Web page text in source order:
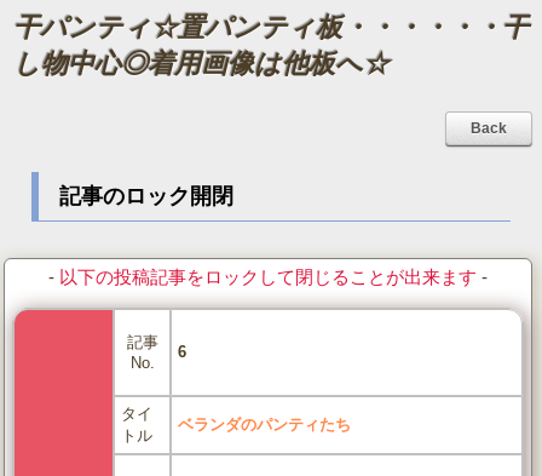
干パンティ☆置パンティ板・・・・・・干
し物中心◎着用画像は他板へ☆
Back
記事のロック開閉
- 以下の投稿記事をロックして閉じることが出来ます -
記事
No.
6
タイ
トル
ベランダのパンティたち